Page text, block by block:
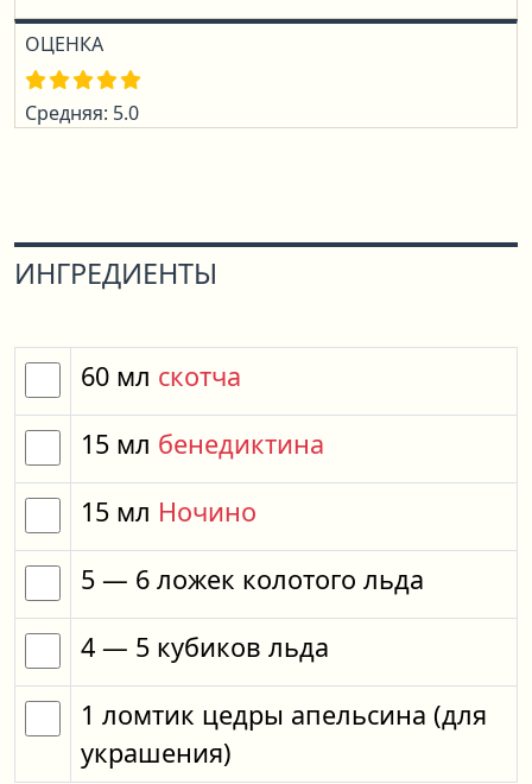
ОЦЕНКА
Средняя: 5.0
ИНГРЕДИЕНТЫ
60 мл скотча
15 мл бенедиктина
15 мл Ночино
5 — 6 ложек колотого льда
4 — 5 кубиков льда
1 ломтик цедры апельсина (для
украшения)